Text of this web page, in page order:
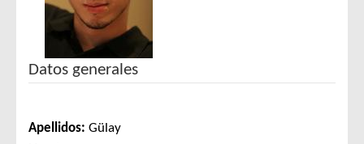
Datos generales
Apellidos: Gülay